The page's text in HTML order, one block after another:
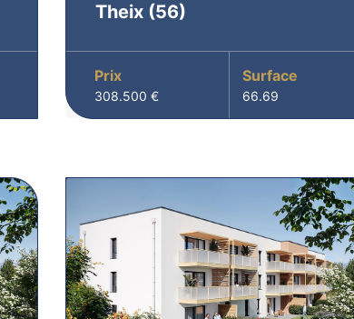
Theix(56)
Prix
308.500 €
Surface
66.69